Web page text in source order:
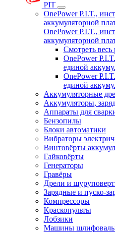
PIT
OnePower P.I.T.,
аккумуляторной
OnePower P.I.T.,
аккумуляторной
Смотреть весь
OnePower
единой
OnePower
единой
Аккумуляторные
Аккумуляторы,
Аппараты для
Бензопилы
Блоки автоматики
Вибраторы
Винтовёрты
Гайковёрты
Генераторы
Гравёры
Дрели и
Зарядные и пуско-
Компрессоры
Краскопульты
Лобзики
Машины